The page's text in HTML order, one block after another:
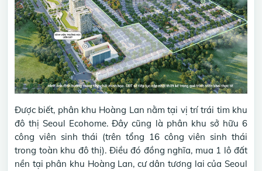
Được biết, phân khu Hoàng Lan nằm tại vị trí trái tim khu
đô thị Seoul Ecohome. Đây cũng là phân khu sở hữu 6
công viên sinh thái (trên tổng 16 công viên sinh thái
trong toàn khu đô thị). Điều đó đồng nghĩa, mua 1 lô đất
nền tại phân khu Hoàng Lan, cư dân tương lai của Seoul